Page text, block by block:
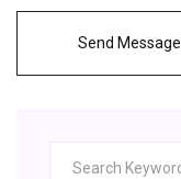
Send Message